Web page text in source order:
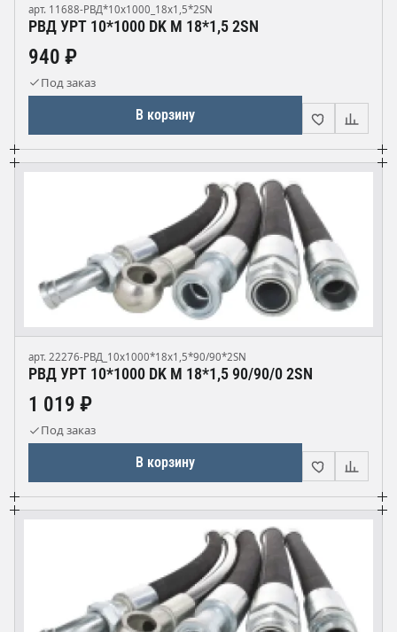
арт. 11688-РВД*10х1000_18х1,5*2SN
РВД УРТ 10*1000 DK М 18*1,5 2SN
940 ₽
Под заказ
В корзину
арт. 22276-РВД_10х1000*18х1,5*90/90*2SN
РВД УРТ 10*1000 DK М 18*1,5 90/90/0 2SN
1 019 ₽
Под заказ
В корзину